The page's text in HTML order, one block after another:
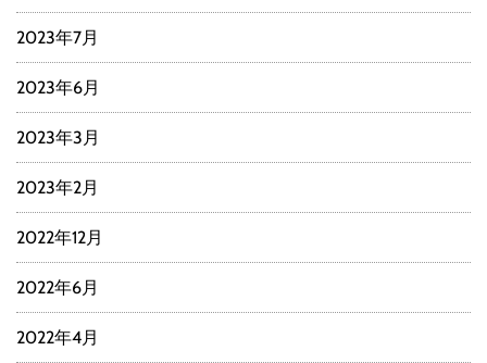
2023年7月
2023年6月
2023年3月
2023年2月
2022年12月
2022年6月
2022年4月